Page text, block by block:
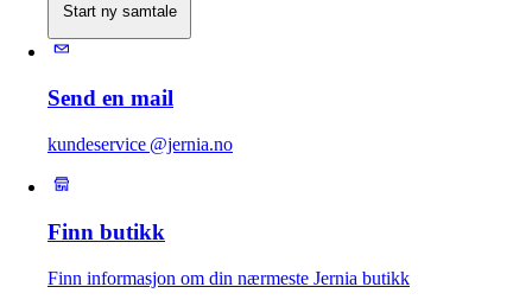
Start ny samtale
Send en mail
kundeservice @jernia.no
Finn butikk
Finn informasjon om din nærmeste Jernia butikk